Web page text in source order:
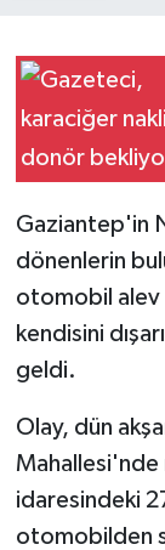
Gaziantep'in
dönenlerin
otomobil alev
kendisini
geldi.
Olay, dün
idaresindeki
otomobilden